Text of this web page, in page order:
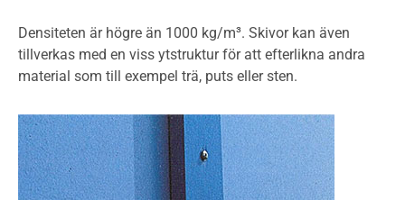
Densiteten är högre än 1000 kg/m³. Skivor kan även
tillverkas med en viss ytstruktur för att efterlikna andra
material som till exempel trä, puts eller sten.